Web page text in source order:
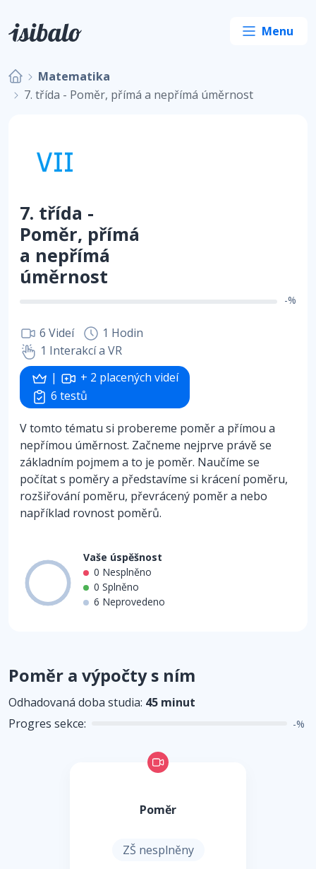
Matematika
7. třída - Poměr, přímá a nepřímá úměrnost
7. třída -
Poměr, přímá
a nepřímá
úměrnost
-%
6 Videí
1 Hodin
1 Interakcí a VR
|
+ 2 placených videí
6 testů
V tomto tématu si probereme poměr a přímou a
nepřímou úměrnost. Začneme nejprve právě se
základním pojmem a to je poměr. Naučíme se
počítat s poměry a představíme si krácení poměru,
rozšiřování poměru, převrácený poměr a nebo
například rovnost poměrů.
Vaše úspěšnost
0 Nesplněno
0 Splněno
6 Neprovedeno
Poměr a výpočty s ním
Odhadovaná doba studia: 45 minut
Progres sekce:
-%
Poměr
ZŠ nesplněny